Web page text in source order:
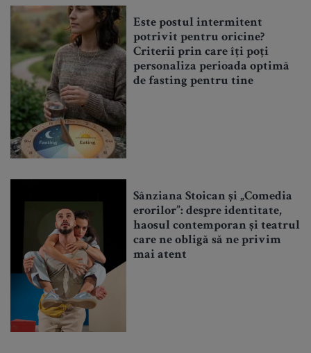
Este postul intermitent
potrivit pentru oricine?
Criterii prin care îți poți
personaliza perioada optimă
de fasting pentru tine
Sânziana Stoican și „Comedia
erorilor”: despre identitate,
haosul contemporan și teatrul
care ne obligă să ne privim
mai atent